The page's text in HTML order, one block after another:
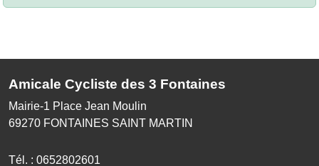
Amicale Cycliste des 3 Fontaines
Mairie-1 Place Jean Moulin
69270 FONTAINES SAINT MARTIN
Tél. : 0652802601